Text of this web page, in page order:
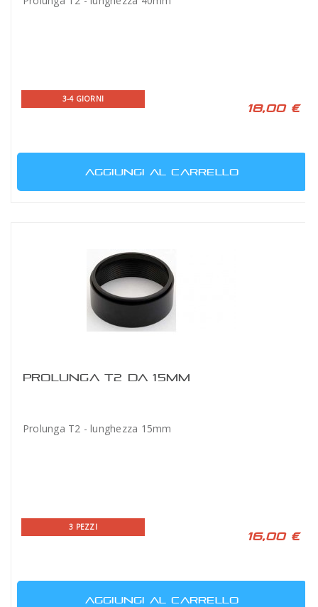
3-4 GIORNI
18,00 €
AGGIUNGI AL CARRELLO
PROLUNGA T2 DA 15MM
Prolunga T2 - lunghezza 15mm
3 PEZZI
16,00 €
AGGIUNGI AL CARRELLO